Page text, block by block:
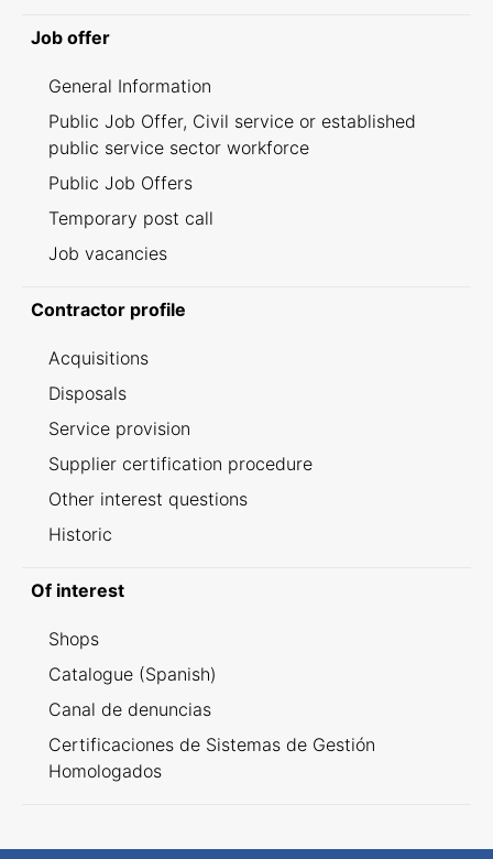
Job offer
General Information
Public Job Offer, Civil service or established
public service sector workforce
Public Job Offers
Temporary post call
Job vacancies
Contractor profile
Acquisitions
Disposals
Service provision
Supplier certification procedure
Other interest questions
Historic
Of interest
Shops
Catalogue (Spanish)
Canal de denuncias
Certificaciones de Sistemas de Gestión
Homologados